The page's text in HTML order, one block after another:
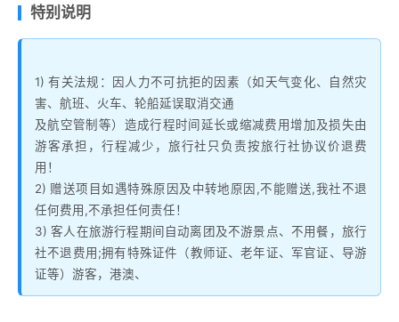
特别说明
1) 有关法规：因人力不可抗拒的因素（如天气变化、自然灾
害、航班、火车、轮船延误取消交通
及航空管制等）造成行程时间延长或缩减费用增加及损失由
游客承担，行程减少，旅行社只负责按旅行社协议价退费
用！
2) 赠送项目如遇特殊原因及中转地原因,不能赠送,我社不退
任何费用,不承担任何责任！
3) 客人在旅游行程期间自动离团及不游景点、不用餐，旅行
社不退费用;拥有特殊证件（教师证、老年证、军官证、导游
证等）游客，港澳、